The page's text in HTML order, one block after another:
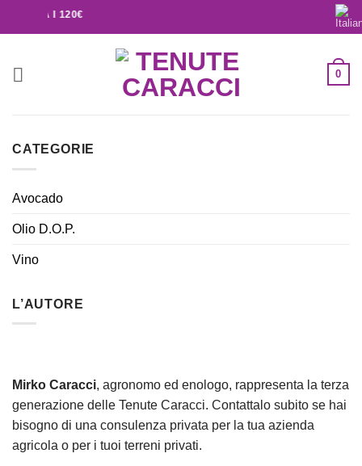
I 120€
0
CATEGORIE
Avocado
Olio D.O.P.
Vino
L’AUTORE
Mirko Caracci, agronomo ed enologo, rappresenta la terza
generazione delle Tenute Caracci. Contattalo subito se hai
bisogno di una consulenza privata per la tua azienda
agricola o per i tuoi terreni privati.